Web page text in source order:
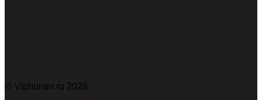
© Viphunter.ru 2026